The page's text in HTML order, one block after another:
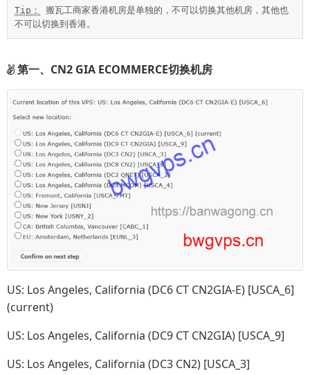
Tip：
搬瓦工商家香港机房是单独的，不可以切换其他机房，其他也
不可以切换到香港。
第一、CN2 GIA ECOMMERCE切换机房
US: Los Angeles, California (DC6 CT CN2GIA-E) [USCA_6]
(current)
US: Los Angeles, California (DC9 CT CN2GIA) [USCA_9]
US: Los Angeles, California (DC3 CN2) [USCA_3]